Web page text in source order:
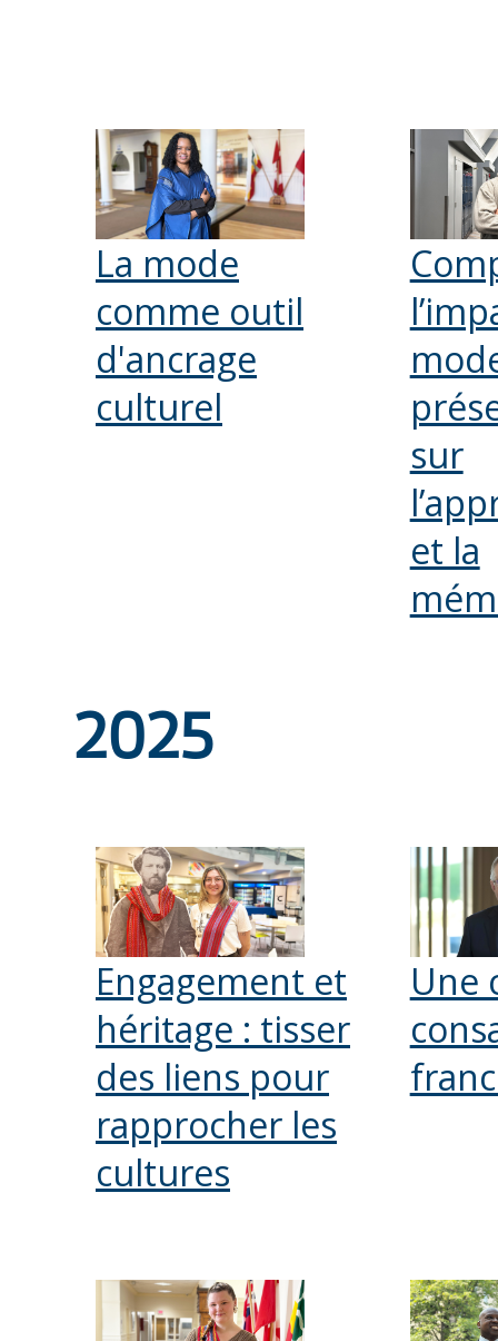
La mode
comme outil
d'ancrage
culturel
sur
et la
2025
Engagement et
héritage : tisser
des liens pour
rapprocher les
cultures
Une